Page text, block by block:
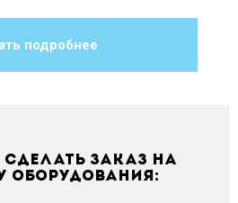
подробнее
заказ на
оборудования: